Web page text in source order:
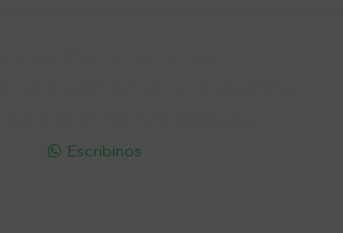
 Escribinos